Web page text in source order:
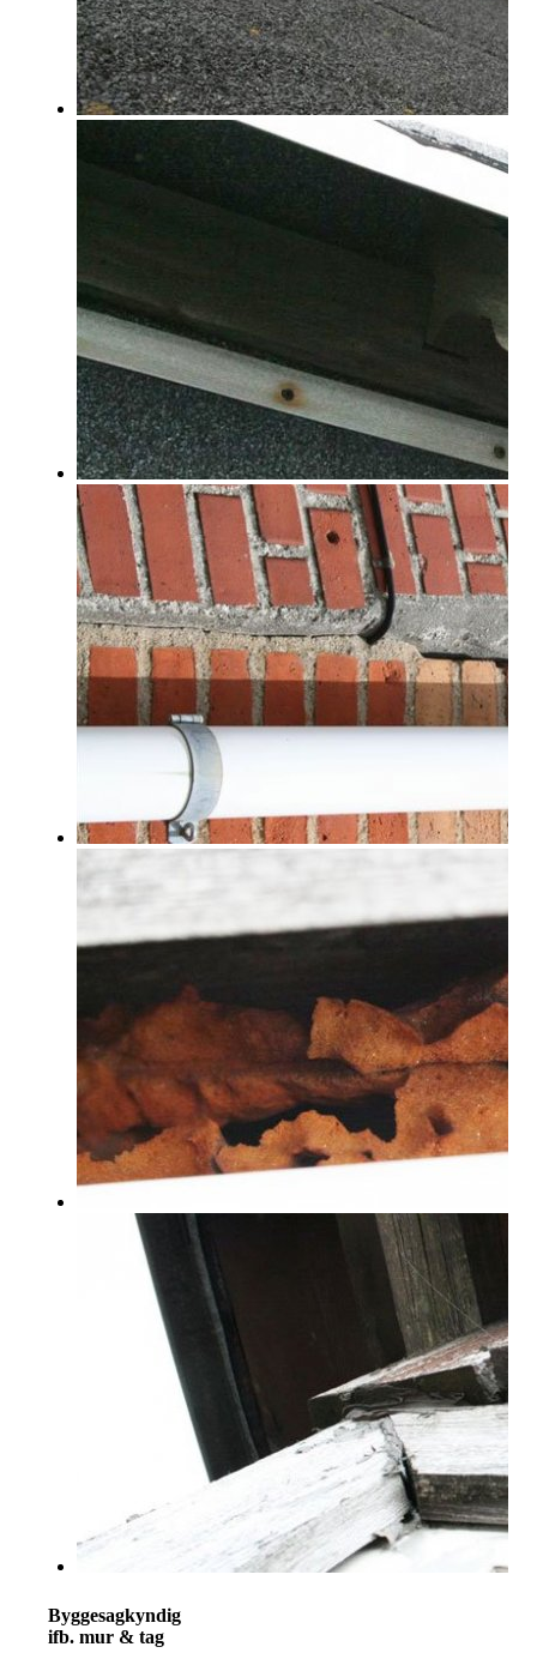
Byggesagkyndig
ifb. mur & tag